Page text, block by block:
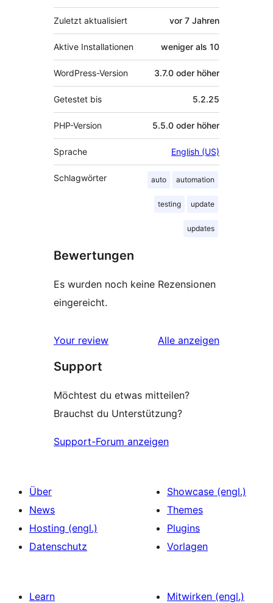
Zuletzt aktualisiert vor 7 Jahren
Aktive Installationen weniger als 10
WordPress-Version 3.7.0 oder höher
Getestet bis 5.2.25
PHP-Version 5.5.0 oder höher
Sprache English (US)
Schlagwörter auto automation
testing update
updates
Bewertungen
Es wurden noch keine Rezensionen
eingereicht.
Your review Alle Rezensionen
anzeigen
Support
Möchtest du etwas mitteilen?
Brauchst du Unterstützung?
Support-Forum anzeigen
Über
News
Hosting (engl.)
Datenschutz
Showcase (engl.)
Themes
Plugins
Vorlagen
Learn
Mitwirken (engl.)